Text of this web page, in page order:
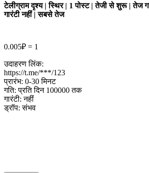
टेलीग्राम दृश्य | स्थिर | 1 पोस्ट | तेजी से शुरू | तेज
गारंटी नहीं | सबसे तेज
0.005₽ = 1
उदाहरण लिंक:
https://t.me/***/123
प्रारंभ: 0-30 मिनट
गति: प्रति दिन 100000 तक
गारंटी: नहीं
ड्रॉप: संभव